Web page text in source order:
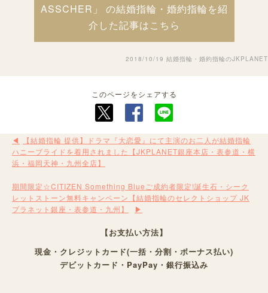
ASSCHER」 の結婚指輪・婚約指輪を紹
介した記事はこちら
2018/10/19 結婚指輪・婚約指輪のJKPLANET
このページをシェアする
【結婚指輪 提供】ドラマ『大恋愛』にて主演のお二人が結婚指輪
ハニーブライドを着用されました【JKPLANET銀座本店・表参道・横
浜・福岡天神・九州全店】
期間限定☆CITIZEN Something Blueご成約者限定!誕生石・シーク
レットストーン無料キャンペーン【結婚指輪のセレクトショップ JK
プラネット銀座・表参道・九州】
【お支払い方法】
現金・クレジットカード(一括・分割・ボーナス払い)
デビットカード・PayPay・銀行振込み